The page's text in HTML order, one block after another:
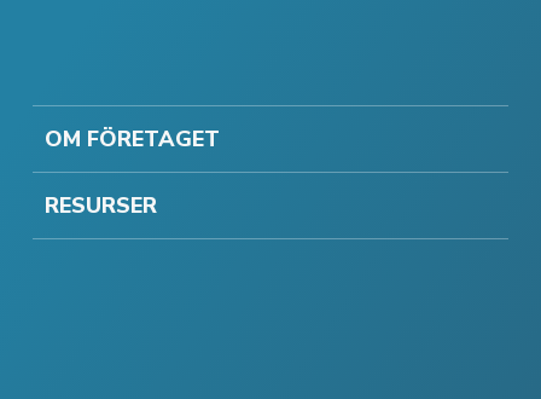
OM FÖRETAGET
RESURSER